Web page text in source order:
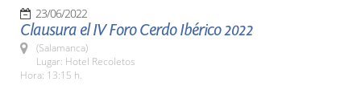
23/06/2022
Clausura el IV Foro Cerdo Ibérico 2022
(Salamanca)
Lugar: Hotel Recoletos
Hora: 13:15 h.